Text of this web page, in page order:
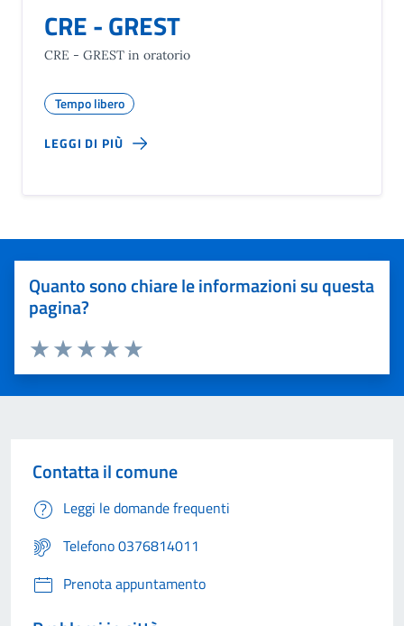
CRE - GREST
CRE - GREST in oratorio
Tempo libero
LEGGI DI PIÙ
Quanto sono chiare le informazioni su questa
pagina?
Valuta 5 stelle su 5
Valuta 4 stelle su 5
Valuta 3 stelle su 5
Valuta 2 stelle su 5
Valuta 1 stelle su 5
Contatta il comune
Leggi le domande frequenti
Telefono 0376814011
Prenota appuntamento